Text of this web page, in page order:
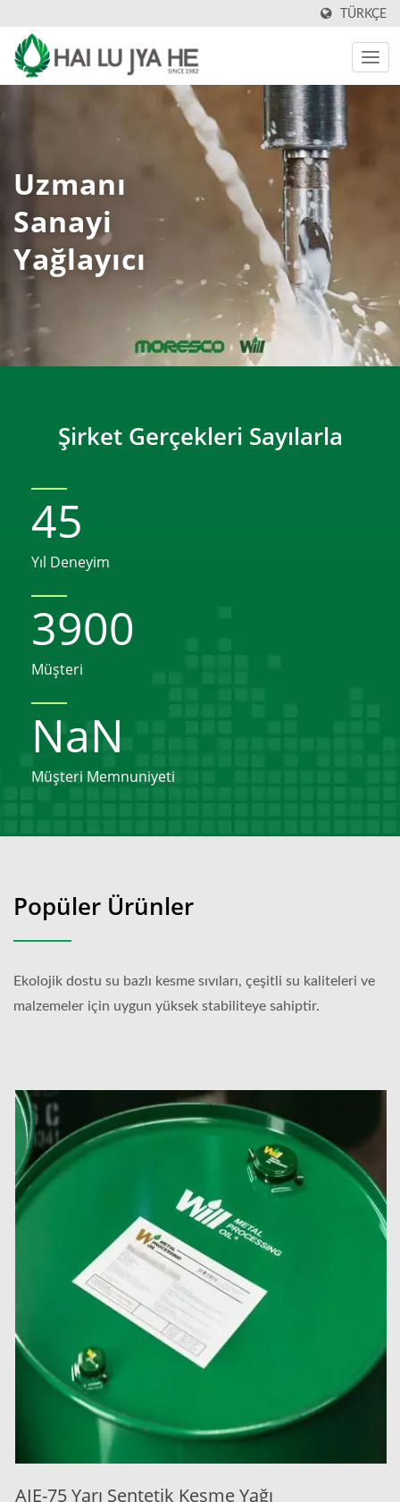
TÜRKÇE
Uzmanı
Sanayi
Yağlayıcı
Şirket Gerçekleri Sayılarla
45
Yıl Deneyim
3900
Müşteri
NaN
Müşteri Memnuniyeti
Popüler Ürünler
Ekolojik dostu su bazlı kesme sıvıları, çeşitli su kaliteleri ve
malzemeler için uygun yüksek stabiliteye sahiptir.
AIE-75 Yarı Sentetik Kesme Yağı